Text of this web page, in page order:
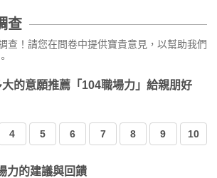
查
查！請您在問卷中提供寶貴意見，以幫助我們
的意願推薦「104職場力」給親朋好
4 5 6 7 8 9 10
力的建議與回饋